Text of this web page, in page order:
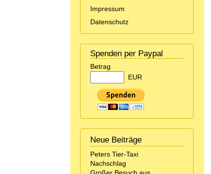
Impressum
Datenschutz
Spenden per Paypal
Betrag
EUR
Neue Beiträge
Peters Tier-Taxi
Nachschlag